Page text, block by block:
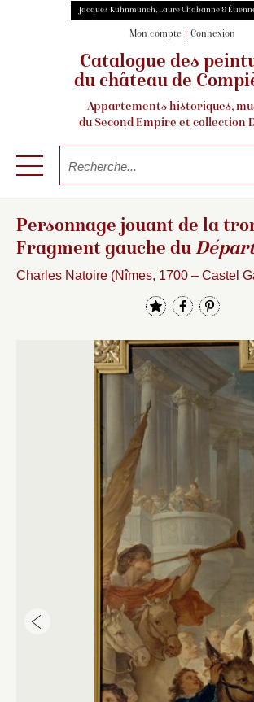
Jacques Kuhnmunch, Laure Chabanne &
Mon compte Connexion
Catalogue des
du château de
Appartements historiques,
du Second Empire et collection
Personnage jouant de la
Fragment gauche du
pour l’île de…
Charles Natoire (Nîmes, 1700 – Castel